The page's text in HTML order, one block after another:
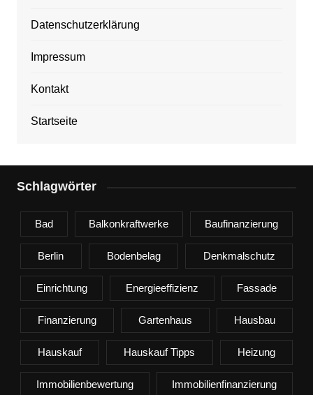
Datenschutzerklärung
Impressum
Kontakt
Startseite
Schlagwörter
Bad Balkonkraftwerke Baufinanzierung
Berlin Bodenbelag Denkmalschutz
Einrichtung Energieeffizienz Fassade
Finanzierung Gartenhaus Hausbau
Hauskauf Hauskauf Tipps Heizung
Immobilienbewertung Immobilienfinanzierung